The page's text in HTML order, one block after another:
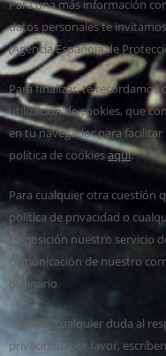
Para una más información
datos personales te
(Agencia Española de
Para finalizar, te recordamos
utilización de cookies, que
en tu navegador para
política de cookiesaquí.
Para cualquier otra cuestión
política de privacidad o
disposición nuestro servicio
comunicación de nuestro
Si tienes cualquier duda al
privacidad, por favor,